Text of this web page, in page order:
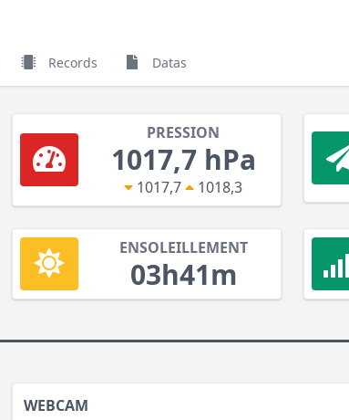
Records Datas
PRESSION
1017,7 hPa
1017,7 1018,3
ENSOLEILLEMENT
03h41m
WEBCAM